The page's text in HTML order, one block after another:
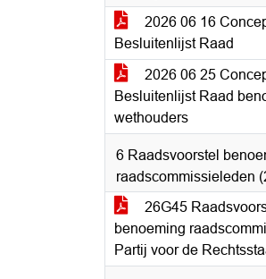
2026 06 16
Besluitenlijst Raad
2026 06 25
Besluitenlijst Raad
wethouders
6 Raadsvoorstel
raadscommissieleden
26G45
benoeming
Partij voor de